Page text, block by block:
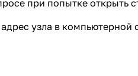
при попытке открыть
узла в компьютерной